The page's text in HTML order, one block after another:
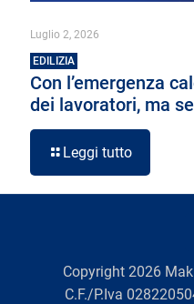
Luglio 2, 2026
EDILIZIA
Con l’emergenza
dei lavoratori, ma
Leggi tutto
Copyright 2026
C.F./P.Iva